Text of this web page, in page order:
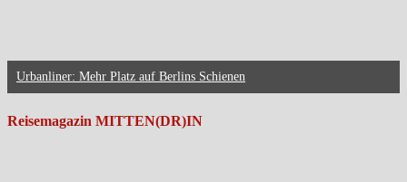
Urbanliner: Mehr Platz auf Berlins Schienen
Reisemagazin MITTEN(DR)IN